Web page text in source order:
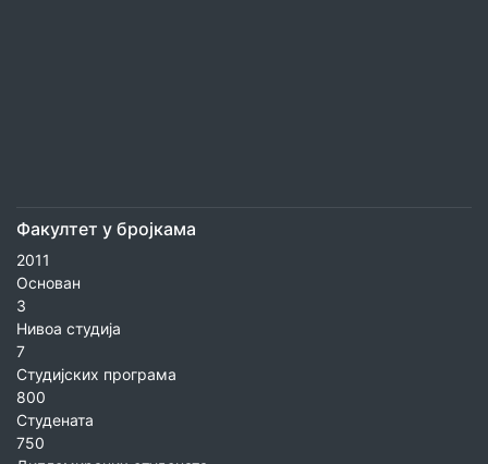
Факултет у бројкама
2011
Основан
3
Нивоа студија
7
Студијских програма
800
Студената
750